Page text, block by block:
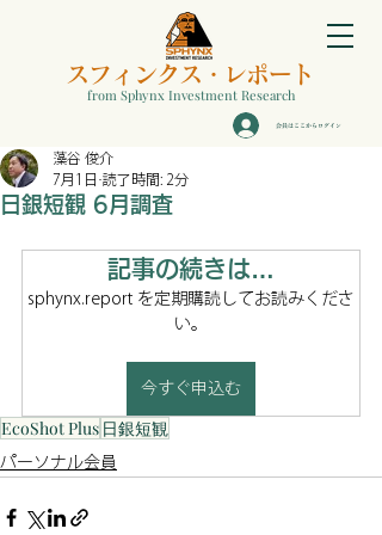
スフィンクス ・ レポート
from Sphynx Investment Research
会員はここからログイン
日銀短観 6月調査
藻谷 俊介
7月1日 読了時間: 2分
記事の続きは…
sphynx.report を定期購読してお読みくださ
い。
今すぐ申込む
EcoShot Plus 日銀短観
パーソナル会員